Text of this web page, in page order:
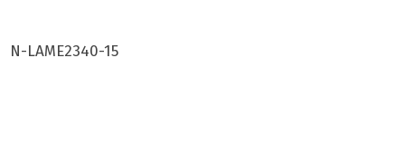
N-LAME2340-15